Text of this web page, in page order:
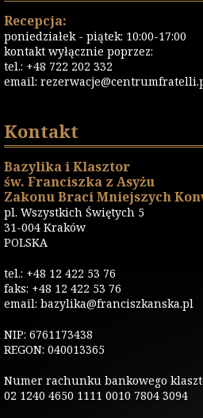
Recepcja:
poniedziałek - piątek: 10:00-17:00
kontakt wyłącznie poprzez:
tel.: +48 722 202 332
email:
Kontakt
Bazylika i Klasztor
św. Franciszka z Asyżu
Zakonu Braci Mniejszych
pl. Wszystkich Świętych 5
31-004 Kraków
POLSKA
tel.: +48 12 422 53 76
faks: +48 12 422 53 76
email: bazylika@franciszkanska.pl
NIP: 6761173438
REGON: 040013365
Numer rachunku bankowego
02 1240 4650 1111 0010 7804 3094